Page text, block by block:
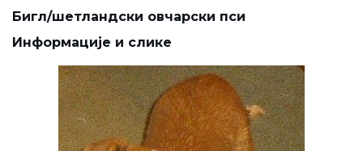
Бигл/шетландски овчарски пси
Информације и слике